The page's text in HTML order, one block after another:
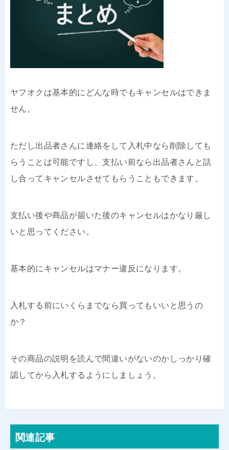
ヤフオクは基本的にどんな時でもキャンセルはできま
せん。
ただし出品者さんに連絡をして入札中なら削除しても
らうことは可能ですし、支払い前なら出品者さんと話
し合ってキャンセルさせてもらうこともできます。
支払い後や商品が届いた後のキャンセルはかなり厳し
いと思ってください。
基本的にキャンセルはマナー違反になります。
入札する前にいくらまでなら買ってもいいと思うの
か？
その商品の説明を読んで間違いがないのかしっかり確
認してから入札するようにしましょう。
関連記事